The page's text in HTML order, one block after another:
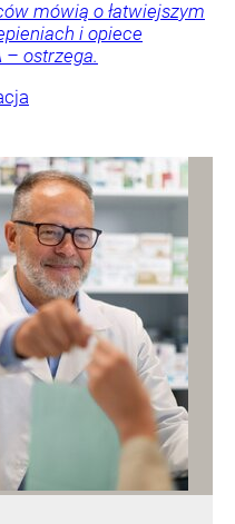
mówią o łatwiejszym
i opiece
– ostrzega.